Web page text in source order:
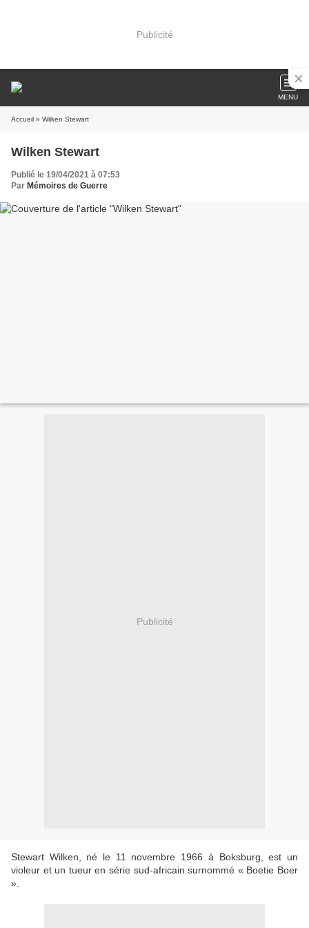
Publicité
MENU
Accueil » Wilken Stewart
Wilken Stewart
Publié le 19/04/2021 à 07:53
Par Mémoires de Guerre
Publicité
Stewart Wilken, né le 11 novembre 1966 à Boksburg, est un
violeur et un tueur en série sud-africain surnommé « Boetie Boer
».